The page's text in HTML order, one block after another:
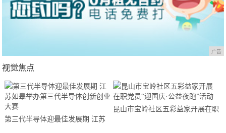
广告
视觉焦点
第三代半导体迎最佳发展期 江苏
昆山市宝岭社区五彩益家开展在职